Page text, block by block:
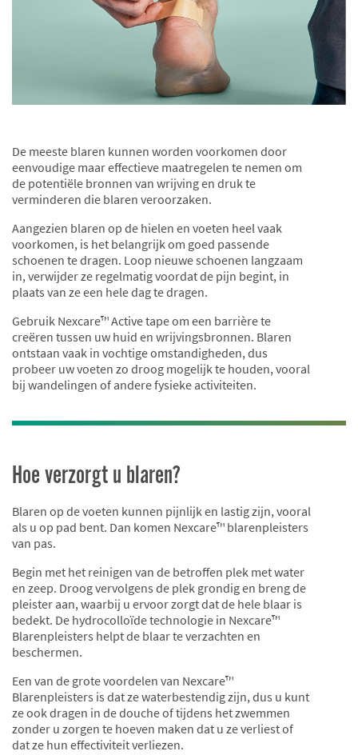
De meeste blaren kunnen worden voorkomen door
eenvoudige maar effectieve maatregelen te nemen om
de potentiële bronnen van wrijving en druk te
verminderen die blaren veroorzaken.
Aangezien blaren op de hielen en voeten heel vaak
voorkomen, is het belangrijk om goed passende
schoenen te dragen. Loop nieuwe schoenen langzaam
in, verwijder ze regelmatig voordat de pijn begint, in
plaats van ze een hele dag te dragen.
Gebruik Nexcare™ Active tape om een barrière te
creëren tussen uw huid en wrijvingsbronnen. Blaren
ontstaan vaak in vochtige omstandigheden, dus
probeer uw voeten zo droog mogelijk te houden, vooral
bij wandelingen of andere fysieke activiteiten.
Hoe verzorgt u blaren?
Blaren op de voeten kunnen pijnlijk en lastig zijn, vooral
als u op pad bent. Dan komen Nexcare™ blarenpleisters
van pas.
Begin met het reinigen van de betroffen plek met water
en zeep. Droog vervolgens de plek grondig en breng de
pleister aan, waarbij u ervoor zorgt dat de hele blaar is
bedekt. De hydrocolloïde technologie in Nexcare™
Blarenpleisters helpt de blaar te verzachten en
beschermen.
Een van de grote voordelen van Nexcare™
Blarenpleisters is dat ze waterbestendig zijn, dus u kunt
ze ook dragen in de douche of tijdens het zwemmen
zonder u zorgen te hoeven maken dat u ze verliest of
dat ze hun effectiviteit verliezen.